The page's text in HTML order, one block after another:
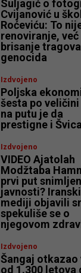
Suljagić o
Cvijanović u
Roćeviću: To
renoviranje, već
brisanje tragova
genocida
Izdvojeno
Poljska
šesta po veličini
na putu je da
prestigne i
Izdvojeno
VIDEO Ajatolah
Modžtaba
prvi put
javnosti? Iranski
mediji objavili
spekuliše se o
njegovom
Izdvojeno
Šangaj otkazao
od 1.300 letova